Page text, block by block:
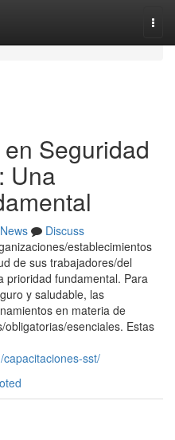
Seguridad
Una
News
Discuss
establecimientos
de sus trabajadores/del
prioridad fundamental. Para
y saludable, las
en materia de
esenciales. Estas
sst/